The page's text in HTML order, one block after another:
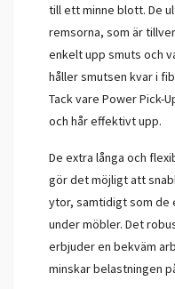
till ett minne blott. De
remsorna, som är
enkelt upp smuts och
håller smutsen kvar i
Tack vare Power Pick-
och hår effektivt upp.
De extra långa och
gör det möjligt att
ytor, samtidigt som de
under möbler. Det
erbjuder en bekväm
minskar belastningen